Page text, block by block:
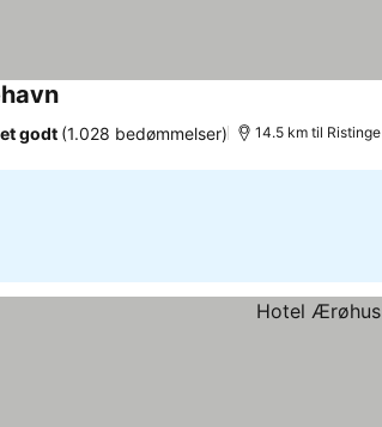
Se priser
godt (1.028 bedømmelser) 14.5 km til Ristinge